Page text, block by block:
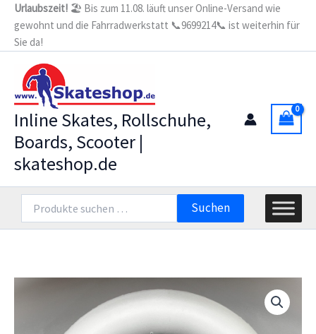
Zum
Inhalt
springen
Urlaubszeit! 🏖️ Bis zum 11.08. läuft unser Online-Versand wie
gewohnt und die Fahrradwerkstatt 📞9699214📞 ist weiterhin für
Sie da!
Inline Skates, Rollschuhe,
Boards, Scooter |
skateshop.de
nach:
Suchen
GHOST
110mm/85A
(Stück)
Menge